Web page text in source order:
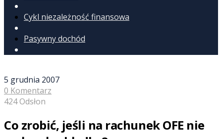
Cykl niezależność finansowa
Pasywny dochód
5 grudnia 2007
0 Komentarz
424 Odsłon
Co zrobić, jeśli na rachunek OFE nie